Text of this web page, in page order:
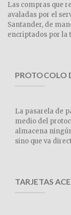
Las compras que
avaladas por el
Santander, de
encriptados por la
PROTOCOLO
La pasarela de
medio del
almacena
sino que va
TARJETAS